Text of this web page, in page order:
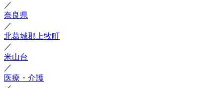
／
奈良県
／
北葛城郡上牧町
／
米山台
／
医療・介護